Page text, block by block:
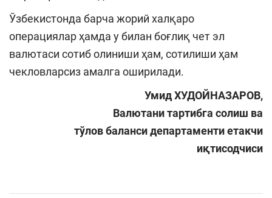
Ўзбекистонда барча жорий халқаро
операциялар ҳамда у билан боғлиқ чет эл
валютаси сотиб олиниши ҳам, сотилиши ҳам
чекловларсиз амалга оширилади.
УмидХУДОЙНАЗАРОВ,
Валютани тартибга солиш ва
тўлов баланси департаменти етакчи
иқтисодчиси